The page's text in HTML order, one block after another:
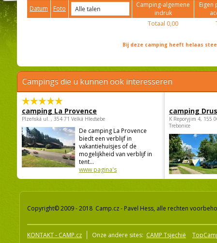
Datum
Foto
Camping-algemene
indruk
Eigen
Totaal 0,00
Bij deze camping heeft helaas
Campings die u kunnen ook interesseren
camping La Provence
Plzeňská ul. , 354 71 Velká Hleďsebe
De camping La Provence
biedt een verblijf in
vakantiehuisjes of de
mogelijkheid van verblijf in
tent...
www pagina's
camping
K Reporyjim 4, 155
Trebonice
Copyright© 2009 - 2018 Camp.cz - Pavel Hess, alle rechten
KONTAKT - CAMP.cz Onze andere sites: CAMP Tsjechië